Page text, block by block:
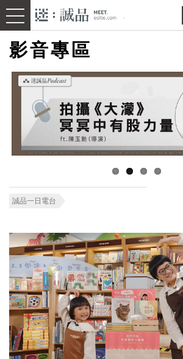
影音專區
誠品一日電台